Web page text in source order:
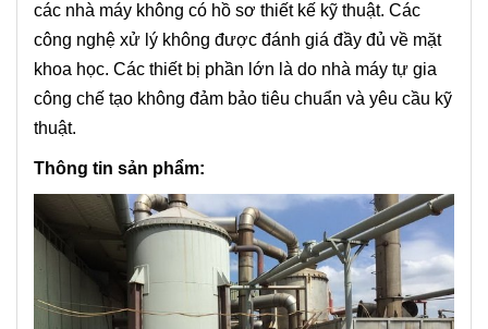
các nhà máy không có hồ sơ thiết kế kỹ thuật. Các
công nghệ xử lý không được đánh giá đầy đủ về mặt
khoa học. Các thiết bị phần lớn là do nhà máy tự gia
công chế tạo không đảm bảo tiêu chuẩn và yêu cầu kỹ
thuật.
Thông tin sản phẩm: